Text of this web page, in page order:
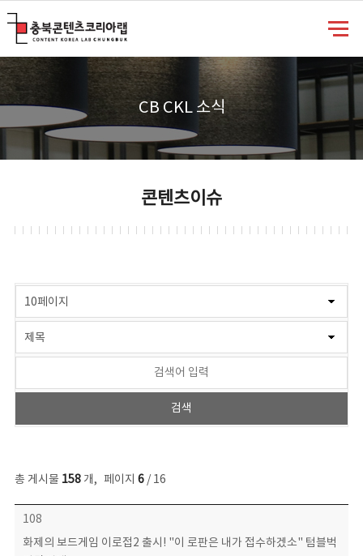
CB CKL 소식
콘텐츠이슈
총 게시물 158개, 페이지 6/ 16
콘텐츠이슈 목록 - 번호, 제목, 작성자, 파일, 조회수, 작성일 정보 제공
108
화제의 보드게임 이로접2 출시! "이 로판은 내가 접수하겠소" 텀블벅